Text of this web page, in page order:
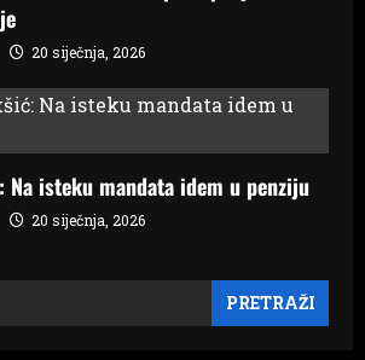
20 siječnja, 2026
isteku mandata idem u penziju
20 siječnja, 2026